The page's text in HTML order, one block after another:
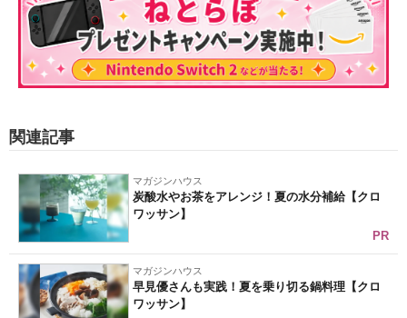
関連記事
マガジンハウス
炭酸水やお茶をアレンジ！夏の水分補給【クロ
ワッサン】
PR
マガジンハウス
早見優さんも実践！夏を乗り切る鍋料理【クロ
ワッサン】